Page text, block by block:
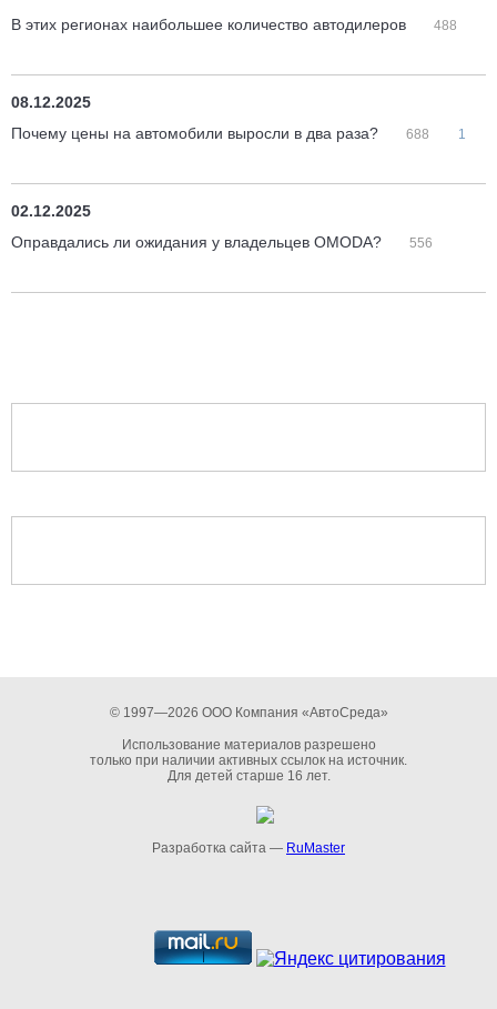
В этих регионах наибольшее количество автодилеров
488
08.12.2025
Почему цены на автомобили выросли в два раза?
688 1
02.12.2025
Оправдались ли ожидания у владельцев OMODA?
556
© 1997—2026 ООО Компания «АвтоСреда»
Использование материалов разрешено
только при наличии активных ссылок на источник.
Для детей старше 16 лет.
Разработка сайта — RuMaster